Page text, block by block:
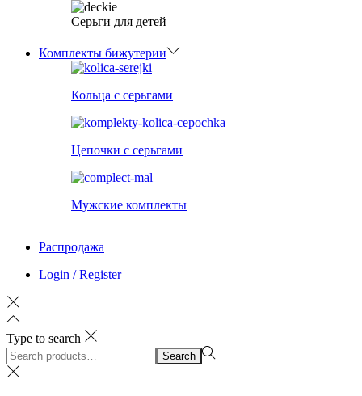
Серьги для детей
Комплекты бижутерии
Кольца с серьгами
Цепочки с серьгами
Мужские комплекты
Распродажа
Login / Register
Type to search
Search
for:>
Search